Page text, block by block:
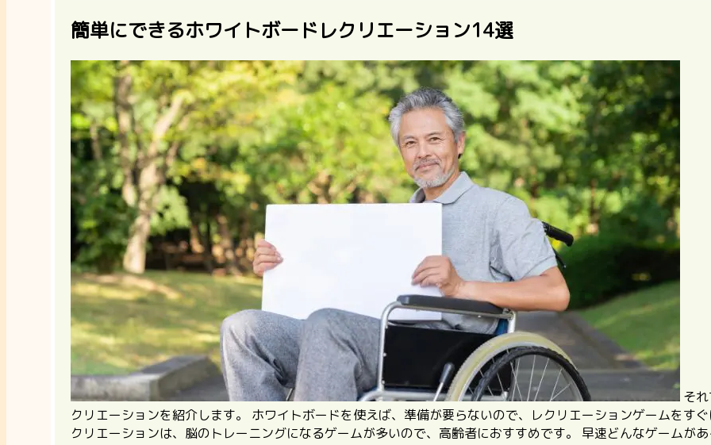
簡単にできるホワイトボードレクリエーション14選
それ
クリエーションを紹介します。 ホワイトボードを使えば、準備が要らないので、レクリエーションゲームをす
クリエーションは、 脳のトレーニングになるゲームが多いので、高齢者におすすめです。 早速どんなゲームが